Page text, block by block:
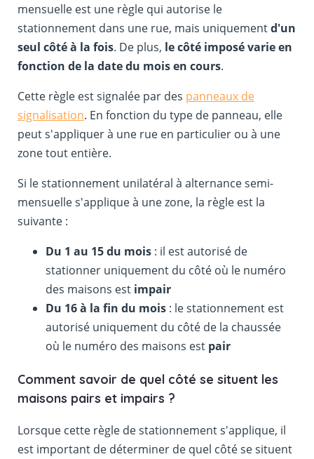
mensuelle est une règle qui autorise le
stationnement dans une rue, mais uniquementd'un
seul côté à la fois. De plus, le côté imposé varie en
fonction de la date du mois en cours.
Cette règle est signalée par des panneaux de
signalisation. En fonction du type de panneau, elle
peut s'appliquer à une rue en particulier ou à une
zone tout entière.
Si le stationnement unilatéral à alternance semi-
mensuelle s'applique à une zone, la règle est la
suivante :
Du 1 au 15 du mois: il est autorisé de
stationner uniquement du côté où le numéro
des maisons est impair
Du 16 à la fin du mois: le stationnement est
autorisé uniquement du côté de la chaussée
où le numéro des maisons est pair
Comment savoir de quel côté se situent les
maisons pairs et impairs ?
Lorsque cette règle de stationnement s'applique, il
est important de déterminer de quel côté se situent